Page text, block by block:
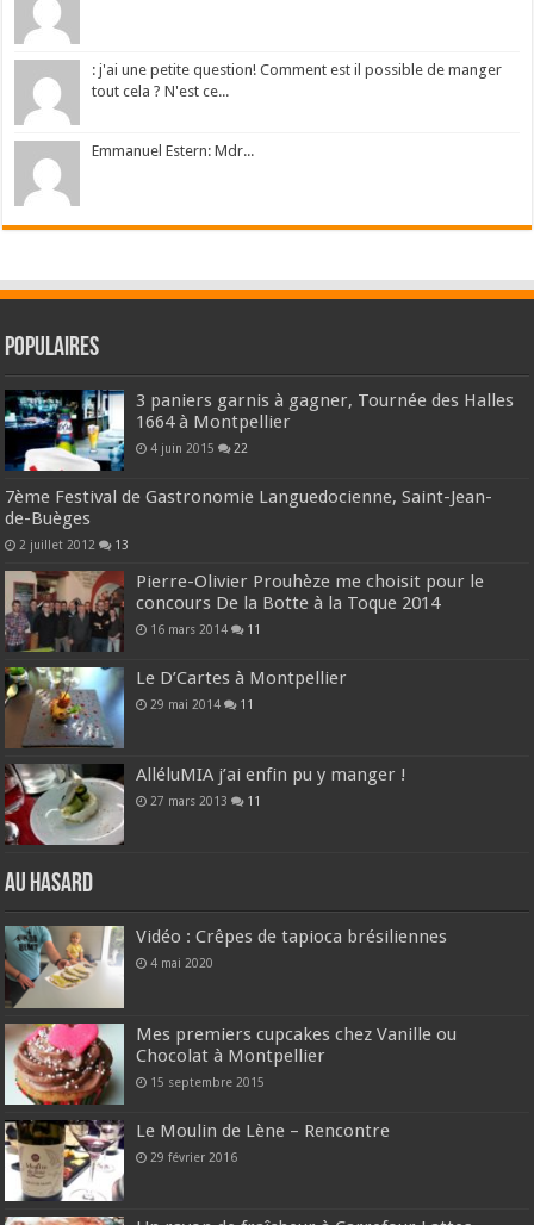
: j'ai une petite question! Comment est il possible de manger
tout cela ? N'est ce...
Emmanuel Estern: Mdr...
Populaires
3 paniers garnis à gagner, Tournée des Halles
1664 à Montpellier
4 juin 2015 22
7ème Festival de Gastronomie Languedocienne, Saint-Jean-
de-Buèges
2 juillet 2012 13
Pierre-Olivier Prouhèze me choisit pour le
concours De la Botte à la Toque 2014
16 mars 2014 11
Le D’Cartes à Montpellier
29 mai 2014 11
AlléluMIA j’ai enfin pu y manger !
27 mars 2013 11
Au hasard
Vidéo : Crêpes de tapioca brésiliennes
4 mai 2020
Mes premiers cupcakes chez Vanille ou
Chocolat à Montpellier
15 septembre 2015
Le Moulin de Lène – Rencontre
29 février 2016